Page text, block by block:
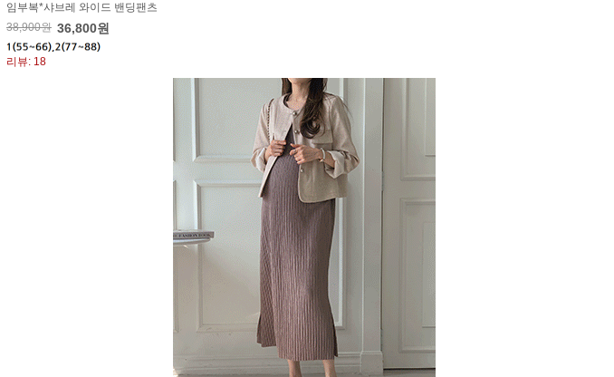
임부복*샤브레 와이드 밴딩팬츠
38,900원 36,800원
리뷰: 18